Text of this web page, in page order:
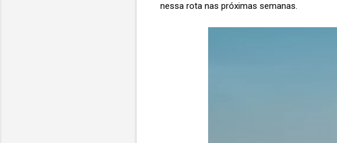
nessa rota nas próximas semanas.